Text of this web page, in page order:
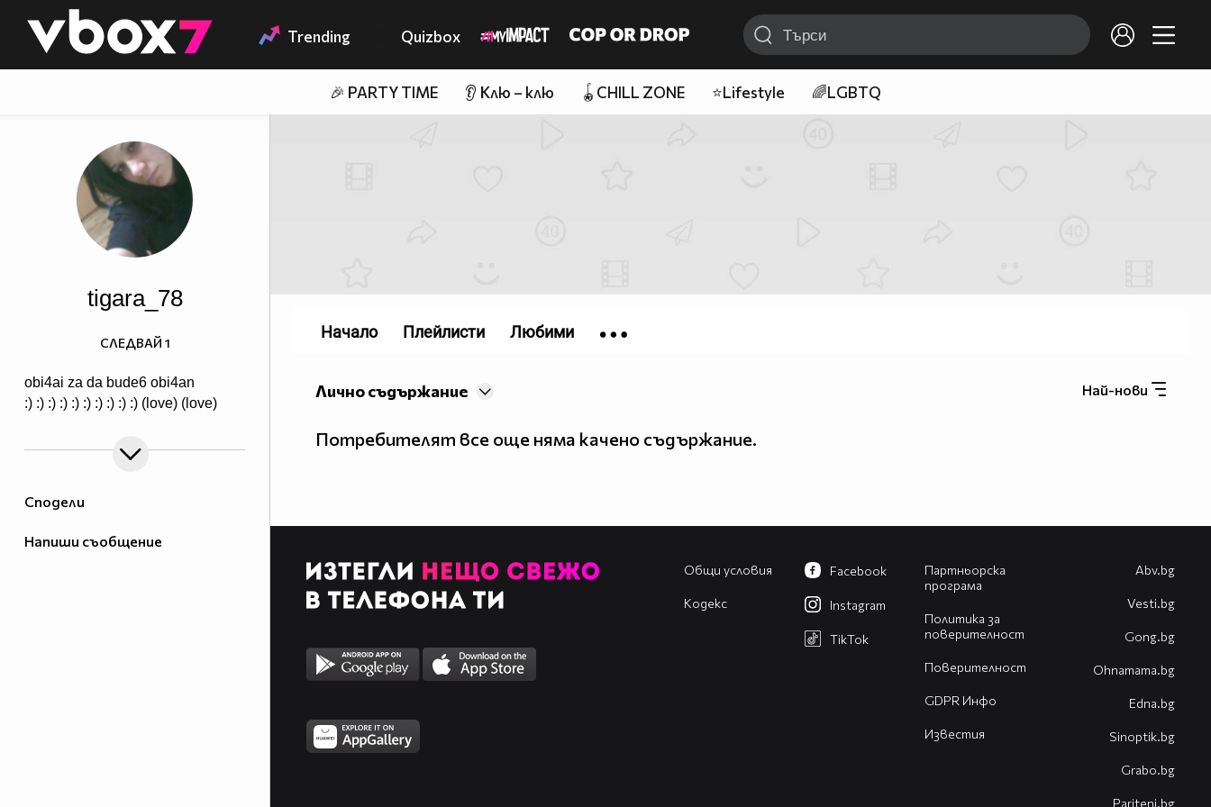
👾 Trending Quizbox
🎉 PARTY TIME 👂 Клю – клю 🪀CHILL ZONE ⭐Lifestyle 🌈LGBTQ
Сподели
Напиши съобщение
tigara_78
obi4ai za da bude6 obi4an
:) :) :) :) :) :) :) :) :) :) (love) (love)
СЛЕДВАЙ 1
Най-нови
Лично съдържание
Потребителят все още няма качено съдържание.
Начало Плейлисти Любими
Общи условия
Кодекс
Партньорска
програма
Политика за
поверителност
Поверителност
GDPR Инфо
Известия
Facebook
Instagram
TikTok
Abv.bg
Vesti.bg
Gong.bg
Оhnamama.bg
Edna.bg
Sinoptik.bg
Grabo.bg
Pariteni.bg